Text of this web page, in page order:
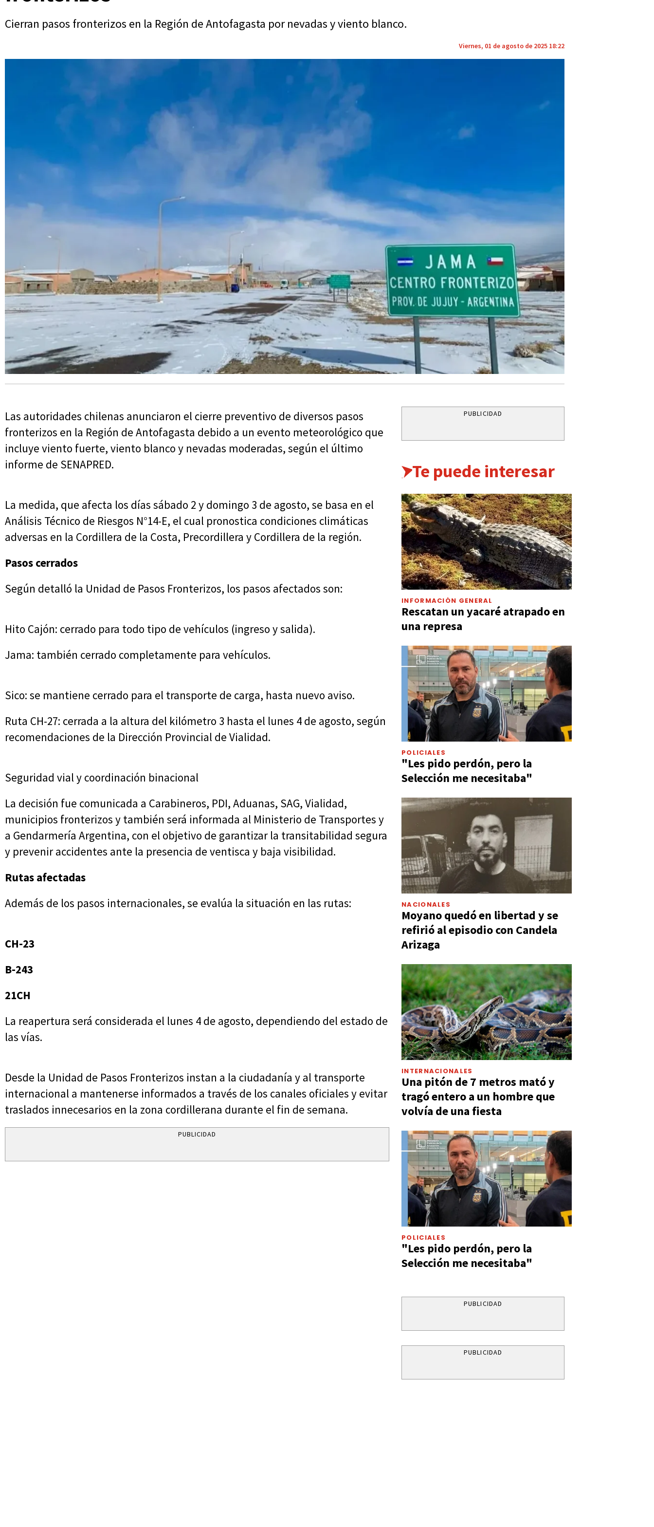
Cierran pasos fronterizos en la Región de Antofagasta por nevadas y viento blanco.
Viernes, 01 de agosto de 2025 18:22
Las autoridades chilenas anunciaron el cierre preventivo de diversos pasos
fronterizos en la Región de Antofagasta debido a un evento meteorológico que
incluye viento fuerte, viento blanco y nevadas moderadas, según el último
informe de SENAPRED.
La medida, que afecta los días sábado 2 y domingo 3 de agosto, se basa en el
Análisis Técnico de Riesgos N°14-E, el cual pronostica condiciones climáticas
adversas en la Cordillera de la Costa, Precordillera y Cordillera de la región.
Pasos cerrados
Según detalló la Unidad de Pasos Fronterizos, los pasos afectados son:
Hito Cajón: cerrado para todo tipo de vehículos (ingreso y salida).
Jama: también cerrado completamente para vehículos.
Sico: se mantiene cerrado para el transporte de carga, hasta nuevo aviso.
Ruta CH-27: cerrada a la altura del kilómetro 3 hasta el lunes 4 de agosto, según
recomendaciones de la Dirección Provincial de Vialidad.
Seguridad vial y coordinación binacional
La decisión fue comunicada a Carabineros, PDI, Aduanas, SAG, Vialidad,
municipios fronterizos y también será informada al Ministerio de Transportes y
a Gendarmería Argentina, con el objetivo de garantizar la transitabilidad segura
y prevenir accidentes ante la presencia de ventisca y baja visibilidad.
Rutas afectadas
Además de los pasos internacionales, se evalúa la situación en las rutas:
CH-23
B-243
21CH
La reapertura será considerada el lunes 4 de agosto, dependiendo del estado de
las vías.
Desde la Unidad de Pasos Fronterizos instan a la ciudadanía y al transporte
internacional a mantenerse informados a través de los canales oficiales y evitar
traslados innecesarios en la zona cordillerana durante el fin de semana.
PUBLICIDAD
PUBLICIDAD
Te puede interesar
INFORMACIÓN GENERAL
Rescatan un yacaré atrapado en
una represa
POLICIALES
"Les pido perdón, pero la
Selección me necesitaba"
NACIONALES
Moyano quedó en libertad y se
refirió al episodio con Candela
Arizaga
INTERNACIONALES
Una pitón de 7 metros mató y
tragó entero a un hombre que
volvía de una fiesta
POLICIALES
"Les pido perdón, pero la
Selección me necesitaba"
PUBLICIDAD
PUBLICIDAD